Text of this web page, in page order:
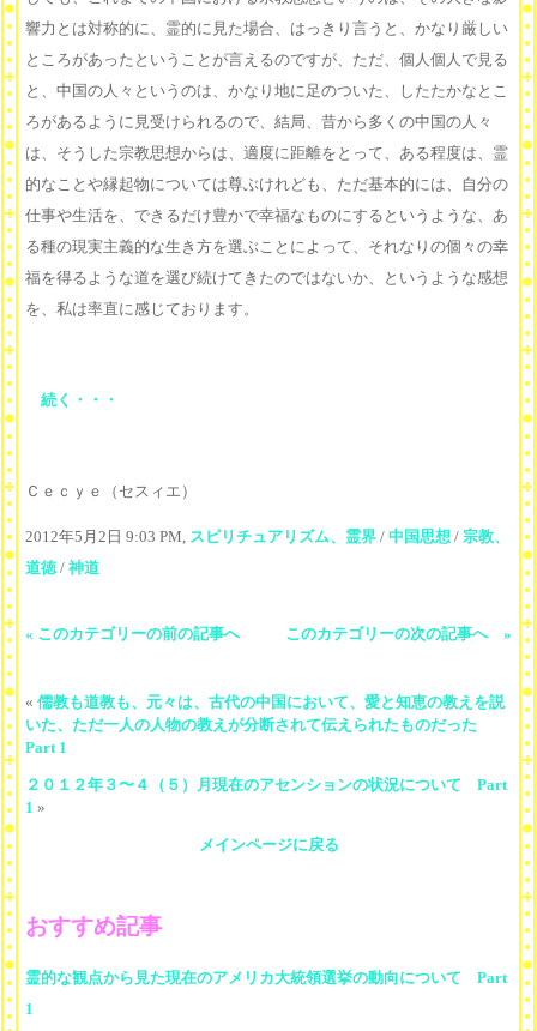
響力とは対称的に、霊的に見た場合、はっきり言うと、かなり厳しい
ところがあったということが言えるのですが、ただ、個人個人で見る
と、中国の人々というのは、かなり地に足のついた、したたかなとこ
ろがあるように見受けられるので、結局、昔から多くの中国の人々
は、そうした宗教思想からは、適度に距離をとって、ある程度は、霊
的なことや縁起物については尊ぶけれども、ただ基本的には、自分の
仕事や生活を、できるだけ豊かで幸福なものにするというような、あ
る種の現実主義的な生き方を選ぶことによって、それなりの個々の幸
福を得るような道を選び続けてきたのではないか、というような感想
を、私は率直に感じております。
続く・・・
Ｃｅｃｙｅ（セスィエ）
2012年5月2日 9:03 PM, スピリチュアリズム、霊界 / 中国思想 / 宗教、
道徳/ 神道
« このカテゴリーの前の記事へ このカテゴリーの次の記事へ »
« 儒教も道教も、元々は、古代の中国において、愛と知恵の教えを説
いた、ただ一人の人物の教えが分断されて伝えられたものだった
Part 1
２０１２年３〜４（５）月現在のアセンションの状況について Part
1 »
メインページに戻る
おすすめ記事
霊的な観点から見た現在のアメリカ大統領選挙の動向について Part
1